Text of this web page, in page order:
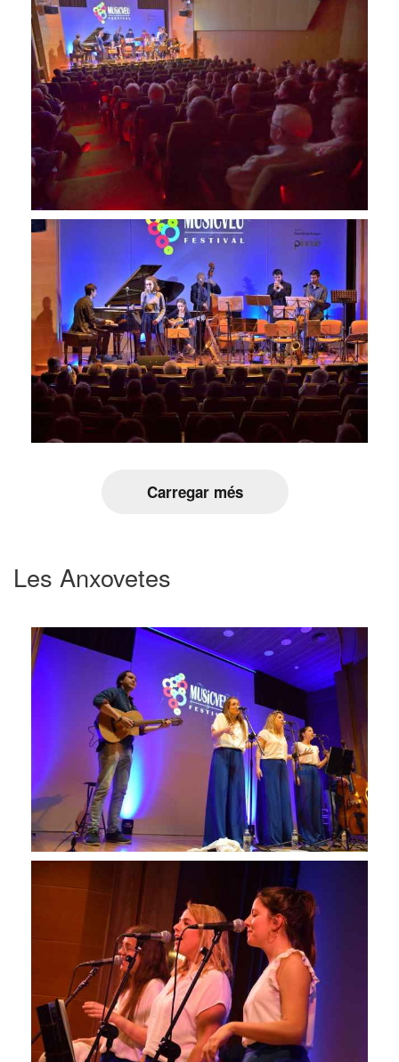
Carregar més
Les Anxovetes